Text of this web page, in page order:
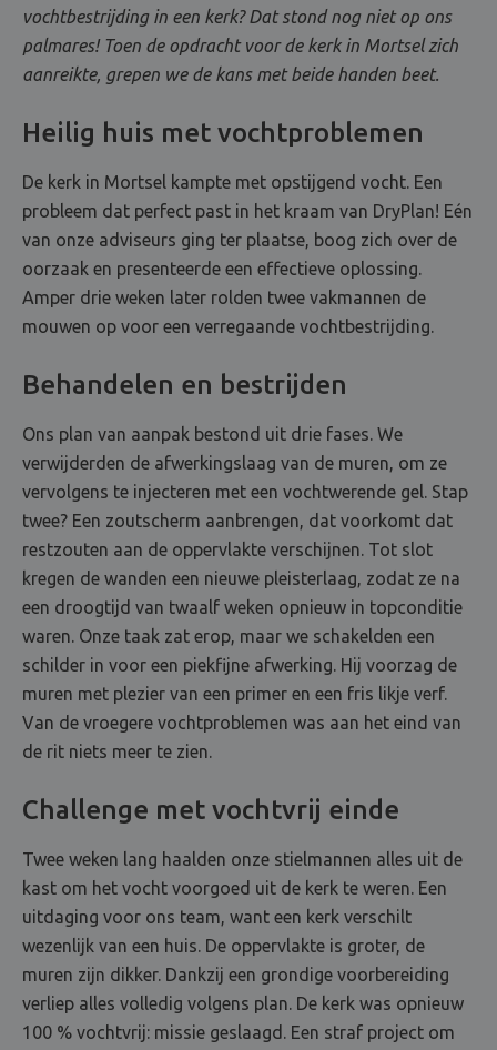
vochtbestrijding in een kerk? Dat stond nog niet op ons
palmares! Toen de opdracht voor de kerk in Mortsel zich
aanreikte, grepen we de kans met beide handen beet.
Heilig huis met vochtproblemen
De kerk in Mortsel kampte met opstijgend vocht. Een
probleem dat perfect past in het kraam van DryPlan! Eén
van onze adviseurs ging ter plaatse, boog zich over de
oorzaak en presenteerde een effectieve oplossing.
Amper drie weken later rolden twee vakmannen de
mouwen op voor een verregaande vochtbestrijding.
Behandelen en bestrijden
Ons plan van aanpak bestond uit drie fases. We
verwijderden de afwerkingslaag van de muren, om ze
vervolgens te injecteren met een vochtwerende gel. Stap
twee? Een zoutscherm aanbrengen, dat voorkomt dat
restzouten aan de oppervlakte verschijnen. Tot slot
kregen de wanden een nieuwe pleisterlaag, zodat ze na
een droogtijd van twaalf weken opnieuw in topconditie
waren. Onze taak zat erop, maar we schakelden een
schilder in voor een piekfijne afwerking. Hij voorzag de
muren met plezier van een primer en een fris likje verf.
Van de vroegere vochtproblemen was aan het eind van
de rit niets meer te zien.
Challenge met vochtvrij einde
Twee weken lang haalden onze stielmannen alles uit de
kast om het vocht voorgoed uit de kerk te weren. Een
uitdaging voor ons team, want een kerk verschilt
wezenlijk van een huis. De oppervlakte is groter, de
muren zijn dikker. Dankzij een grondige voorbereiding
verliep alles volledig volgens plan. De kerk was opnieuw
100 % vochtvrij: missie geslaagd. Een straf project om